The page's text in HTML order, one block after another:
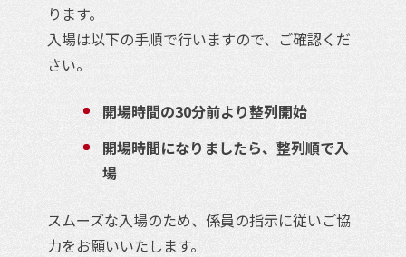
ります。
入場は以下の手順で行いますので、ご確認くだ
さい。
開場時間の30分前より整列開始
開場時間になりましたら、整列順で入
場
スムーズな入場のため、係員の指示に従いご協
力をお願いいたします。